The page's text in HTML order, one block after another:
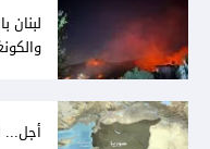
لبنان
أجل...